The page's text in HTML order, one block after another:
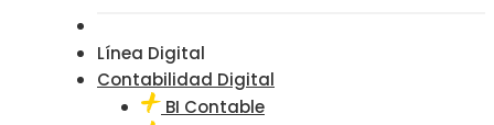
Línea Digital
Contabilidad Digital
BI Contable